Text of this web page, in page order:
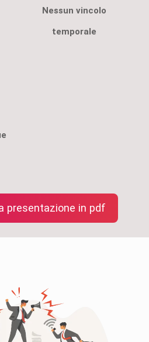
presentazione in pdf